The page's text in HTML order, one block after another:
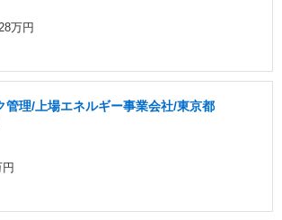
万円
管理/上場エネルギー事業会社/東京都